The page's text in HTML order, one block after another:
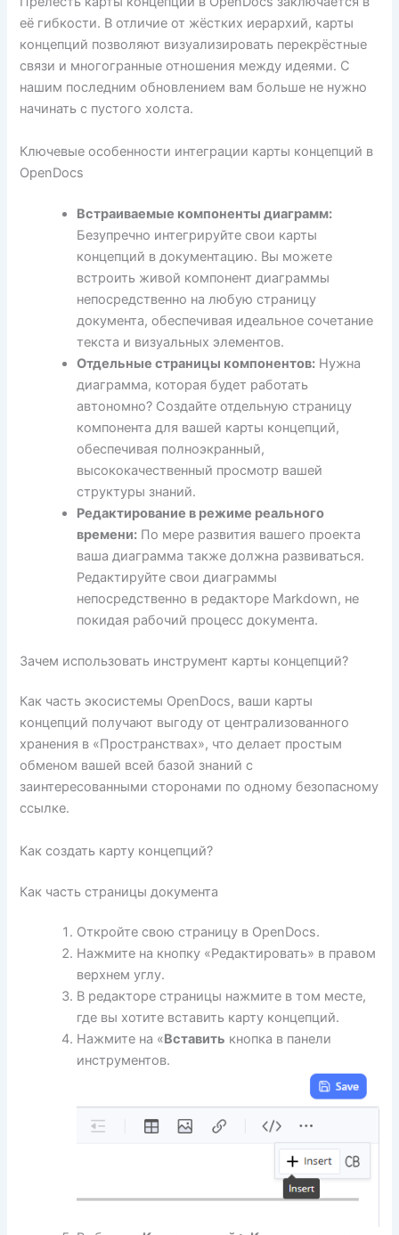
её гибкости. В отличие от жёстких иерархий, карты
концепций позволяют визуализировать перекрёстные
связи и многогранные отношения между идеями. С
нашим последним обновлением вам больше не нужно
начинать с пустого холста.
Ключевые особенности интеграции карты концепций в
OpenDocs
Встраиваемые компоненты диаграмм:
Безупречно интегрируйте свои карты
концепций в документацию. Вы можете
встроить живой компонент диаграммы
непосредственно на любую страницу
документа, обеспечивая идеальное сочетание
текста и визуальных элементов.
Отдельные страницы компонентов: Нужна
диаграмма, которая будет работать
автономно? Создайте отдельную страницу
компонента для вашей карты концепций,
обеспечивая полноэкранный,
высококачественный просмотр вашей
структуры знаний.
Редактирование в режиме реального
времени: По мере развития вашего проекта
ваша диаграмма также должна развиваться.
Редактируйте свои диаграммы
непосредственно в редакторе Markdown, не
покидая рабочий процесс документа.
Зачем использовать инструмент карты концепций?
Как часть экосистемы OpenDocs, ваши карты
концепций получают выгоду от централизованного
хранения в «Пространствах», что делает простым
обменом вашей всей базой знаний с
заинтересованными сторонами по одному безопасному
ссылке.
Как создать карту концепций?
Как часть страницы документа
Откройте свою страницу в OpenDocs.
Нажмите на кнопку «Редактировать» в правом
верхнем углу.
В редакторе страницы нажмите в том месте,
где вы хотите вставить карту концепций.
Нажмите на «Вставить кнопка в панели
инструментов.